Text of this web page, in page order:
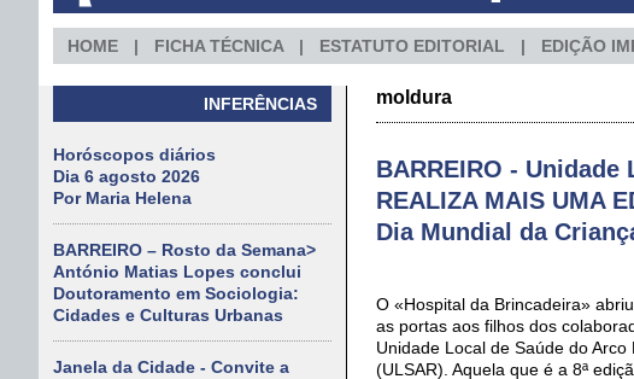
HOME FICHA TÉCNICA ESTATUTO EDITORIAL EDIÇÃO
INFERÊNCIAS
Horóscopos diários
Dia 6 agosto 2026
Por Maria Helena
BARREIRO – Rosto da Semana>
António Matias Lopes conclui
Doutoramento em Sociologia:
Cidades e Culturas Urbanas
Janela da Cidade - Convite a
moldura
BARREIRO -
REALIZA MAIS UMA
Dia Mundial da
O «Hospital da Brincadeira»
as portas aos filhos dos
Unidade Local de Saúde do Arco
(ULSAR). Aquela que é a 8ª